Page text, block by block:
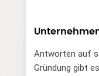
Antworten auf
Gründung gibt